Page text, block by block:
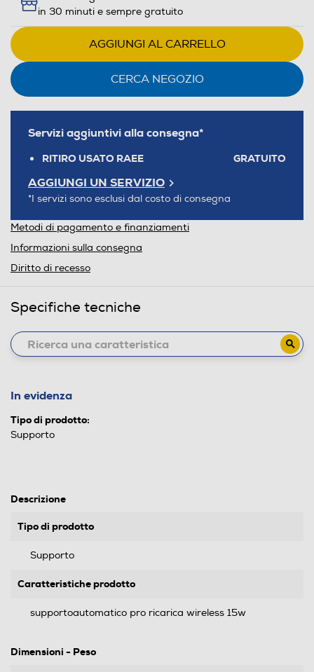
in 30 minuti e sempre gratuito
AGGIUNGI AL CARRELLO
CERCA NEGOZIO
Servizi aggiuntivi alla consegna*
RITIRO USATO RAEE GRATUITO
AGGIUNGI UN SERVIZIO
*I servizi sono esclusi dal costo di consegna
Metodi di pagamento e finanziamenti
Informazioni sulla consegna
Diritto di recesso
Specifiche tecniche
In evidenza
Tipo di prodotto:
Supporto
Descrizione
Tipo di prodotto
Supporto
Caratteristiche prodotto
supportoautomatico pro ricarica wireless 15w
Dimensioni - Peso